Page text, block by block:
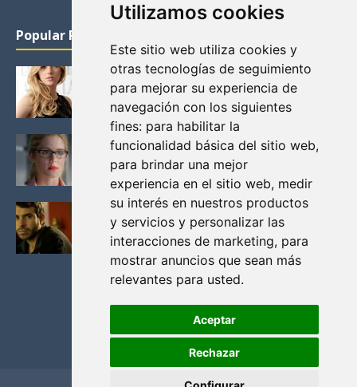
Utilizamos cookies
Este sitio web utiliza cookies y
otras tecnologías de seguimiento
para mejorar su experiencia de
navegación con los siguientes
fines: para habilitar la
funcionalidad básica del sitio web,
para brindar una mejor
experiencia en el sitio web, medir
su interés en nuestros productos
y servicios y personalizar las
interacciones de marketing, para
mostrar anuncios que sean más
relevantes para usted.
Aceptar
Rechazar
Popular Posts
KATHERYN WINNICK: LA ACTRIZ MAS GUAPA DE
VIKINGOS
Junio 14, 2013
FELICITY (EMILY BETT RICKARDS), LAS FOTOS
MAS BONITAS DE LA ALIADA DE ARROW
Noviembre 30, 2013
BLACK MIRROR: TODA TU HISTORIA. EPISODIO 3.
LA CRITICA
Mayo 17, 2012